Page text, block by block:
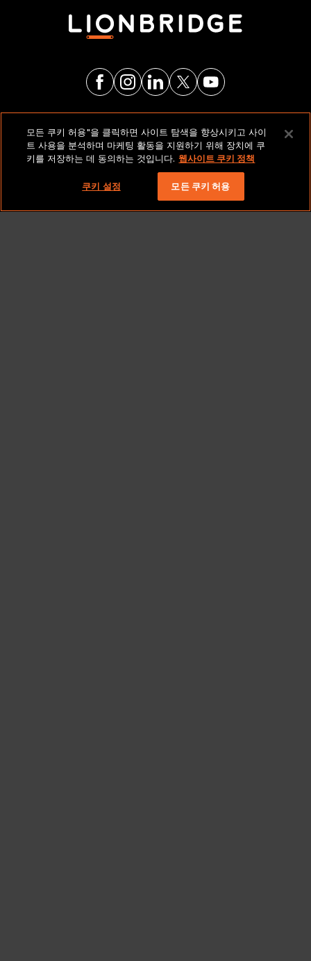
법적 고지 및 정책
저작권 2026 Lionbridge Technologies, LLC. 모든 권리
보유.
모든 쿠키 허용"을 클릭하면 사이트 탐색을 향상시키고 사이
트 사용을 분석하며 마케팅 활동을 지원하기 위해 장치에 쿠
키를 저장하는 데 동의하는 것입니다. 웹사이트 쿠키 정책
쿠키 설정 모든 쿠키 허용